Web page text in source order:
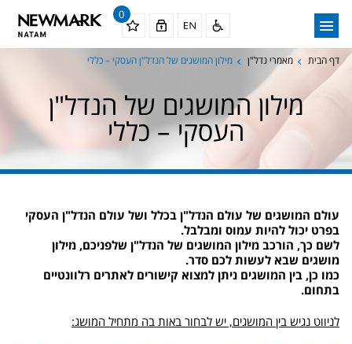
0
דף הבית מאמרי נדל"ן מילון המושגים של הנדל"ן העסקי – כללי
מילון המושגים של הנדל"ן
העסקי – כללי
עולם המושגים של עולם הנדל"ן בכלל ושל עולם הנדל"ן העסקי
בפרט יכול להיות עמוס ומבלבל.
לשם כך, הורכב מילון המושגים של הנדל"ן שלפניכם, מילון
מושגים שבא לעשות לכם סדר.
כמו כן, בין המושגים ניתן למצוא קישורים לאתרים רלוונטיים
בתחום.
לניווט נגיש בין המושגים, יש לבחור באות בה מתחיל המושג: